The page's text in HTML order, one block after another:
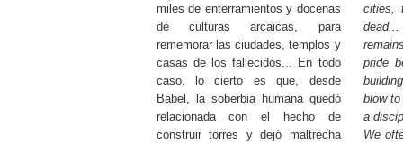
miles de enterramientos y docenas
de culturas arcaicas, para
rememorar las ciudades, templos y
casas de los fallecidos... En todo
caso, lo cierto es que, desde
Babel, la soberbia humana quedó
relacionada con el hecho de
construir torres y dejó maltrecha
cities,
pride
blow
a
We